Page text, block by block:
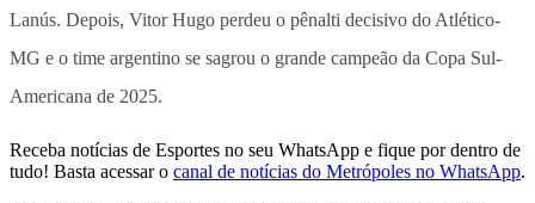
Lanús. Depois, Vitor Hugo perdeu o pênalti decisivo do Atlético-
MG e o time argentino se sagrou o grande campeão da Copa Sul-
Americana de 2025.
Receba notícias de Esportes no seu WhatsApp e fique por dentro de
tudo! Basta acessar o canal de notícias do Metrópoles no WhatsApp.